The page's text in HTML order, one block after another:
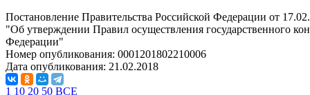
Постановление Правительства Российской Федерации от
"Об утверждении Правил осуществления государственного
Федерации"
Номер опубликования: 0001201802210006
Дата опубликования: 21.02.2018
1 10 20 50 ВСЕ